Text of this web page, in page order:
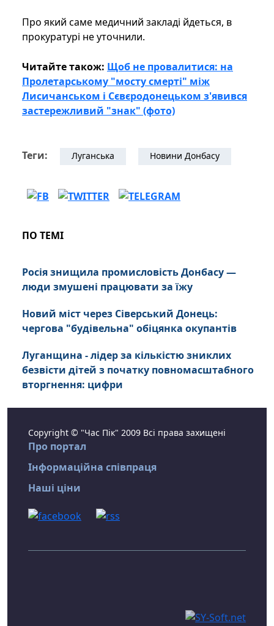
Про який саме медичний закладі йдеться, в
прокуратурі не уточнили.
Читайте також: Щоб не провалитися: на
Пролетарському "мосту смерті" між
Лисичанськом і Сєвєродонецьком з'явився
застережливий "знак" (фото)
Теги: Луганська Новини Донбасу
ПО ТЕМІ
Росія знищила промисловість Донбасу —
люди змушені працювати за їжу
Новий міст через Сіверський Донець:
чергова "будівельна" обіцянка окупантів
Луганщина - лідер за кількістю зниклих
безвісти дітей з початку повномасштабного
вторгнення: цифри
Copyright © "Час Пік" 2009 Всі права захищені
Про портал
Інформаційна співпраця
Наші ціни